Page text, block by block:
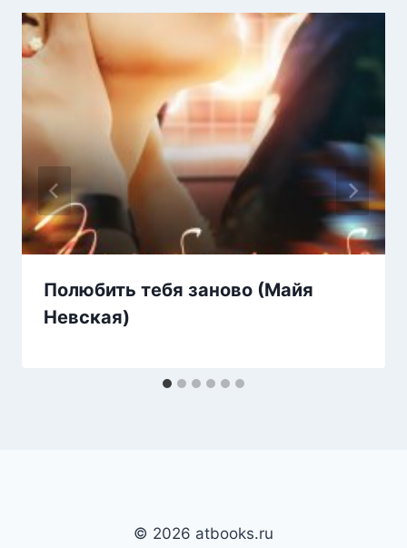
Полюбить тебя заново (Майя
Невская)
© 2026 atbooks.ru